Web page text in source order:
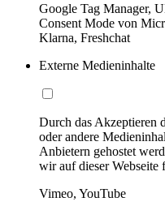
Google Tag Manager,
Consent Mode von
Klarna, Freshchat
Externe Medieninhalte
Durch das Akzeptieren
oder andere
Anbietern gehostet
wir auf dieser Webseite
Vimeo, YouTube